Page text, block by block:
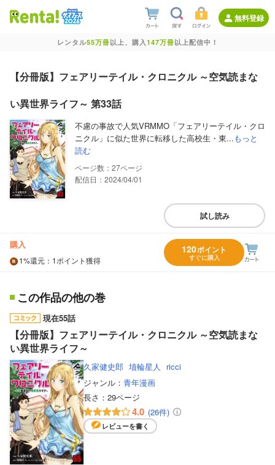
無料登録
レンタル55万冊以上、購入147万冊以上配信中！
【分冊版】フェアリーテイル・クロニクル ～空気読まな
い異世界ライフ～ 第33話
不慮の事故で人気VRMMO「フェアリーテイル・クロ
ニクル」に似た世界に転移した高校生・東...もっと
読む
27
配信日：2024/04/01
試し読み
購入
1%還元 ：1ポイント獲得
120ポイント
すぐに購入
この作品の他の巻
現在55話
【分冊版】フェアリーテイル・クロニクル ～空気読まな
い異世界ライフ～
久家健史郎 埴輪星人
ricci
ジャンル： 青年漫画
長さ： 29ページ
4.0 (26件)
レビューを書く